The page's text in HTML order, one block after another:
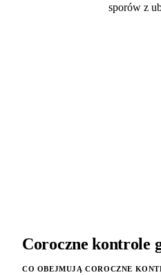
sporów z
Coroczne kontrole
CO OBEJMUJĄ COROCZNE